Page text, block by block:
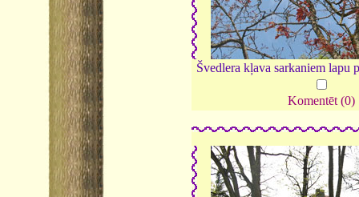
Švedlera kļava sarkaniem lapu
Komentēt (0)